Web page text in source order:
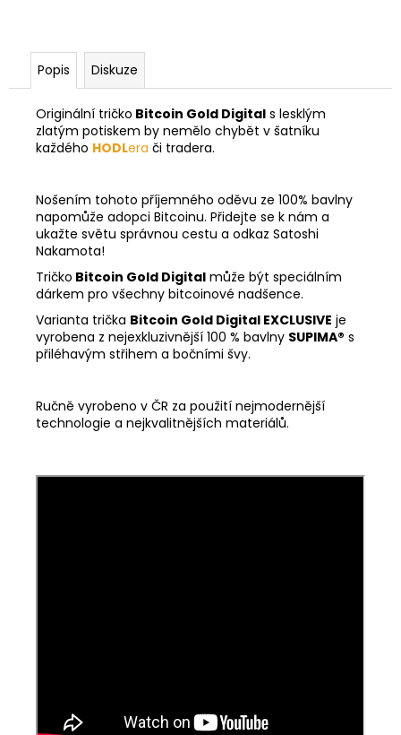
Popis Diskuze
Originální tričko Bitcoin Gold Digital s lesklým
zlatým potiskem by nemělo chybět v šatníku
každého HODLera či tradera.
Nošením tohoto příjemného oděvu ze 100% bavlny
napomůže adopci Bitcoinu. Přidejte se k nám a
ukažte světu správnou cestu a odkaz Satoshi
Nakamota!
Tričko Bitcoin Gold Digital může být speciálním
dárkem pro všechny bitcoinové nadšence.
Varianta trička Bitcoin Gold Digital EXCLUSIVE je
vyrobena z nejexkluzivnější 100 % bavlny SUPIMA® s
přiléhavým střihem a bočními švy.
Ručně vyrobeno v ČR za použití nejmodernější
technologie a nejkvalitnějších materiálů.